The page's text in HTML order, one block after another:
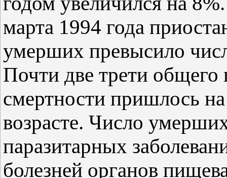
марта 1994 года
умерших превысило
Почти две трети общего
смертности пришлось
возрасте. Число
паразитарных
болезней органов